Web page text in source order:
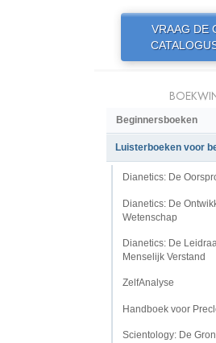
VRAAG DE
Beginnersboeken
Luisterboeken voor
Dianetics: De
Dianetics: De
Wetenschap
Dianetics: De
Menselijk Verstand
ZelfAnalyse
Handboek voor
Scientology: De